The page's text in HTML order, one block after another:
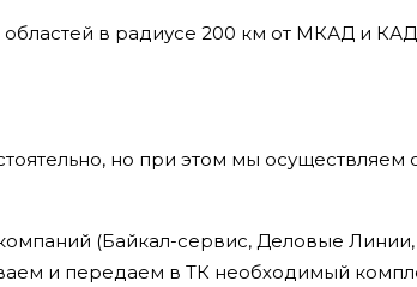
в радиусе 200 км от МКАД и КАД
но при этом мы осуществляем
(Байкал-сервис, Деловые Линии,
и передаем в ТК необходимый